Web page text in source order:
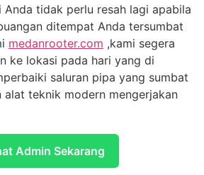
tidak perlu resah lagi apabila
ditempat Anda tersumbat
medanrooter.com ,kami segera
ke lokasi pada hari yang di
saluran pipa yang sumbat
alat teknik modern mengerjakan
Admin Sekarang